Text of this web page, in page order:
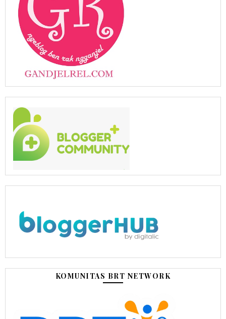
KOMUNITAS BRT NETWORK